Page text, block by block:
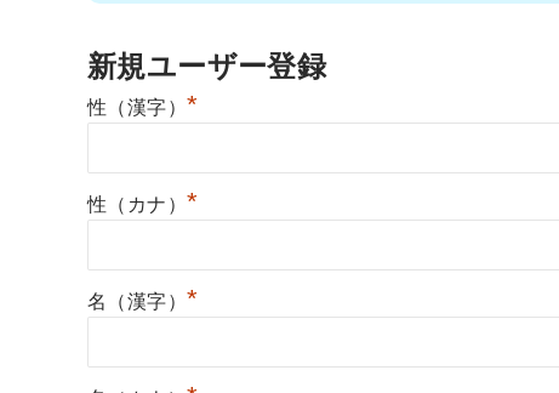
新規ユーザー登録
性（漢字） *
性（カナ） *
名（漢字） *